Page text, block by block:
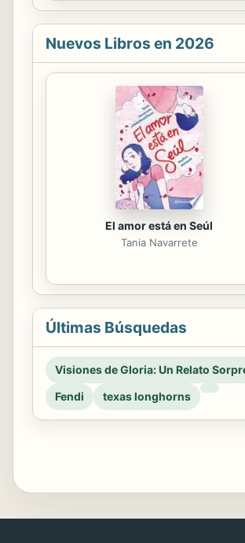
Nuevos Libros en 2026
El amor está en Seúl
Tania Navarrete
Últimas Búsquedas
Visiones de Gloria: Un Relato
Fendi
texas longhorns